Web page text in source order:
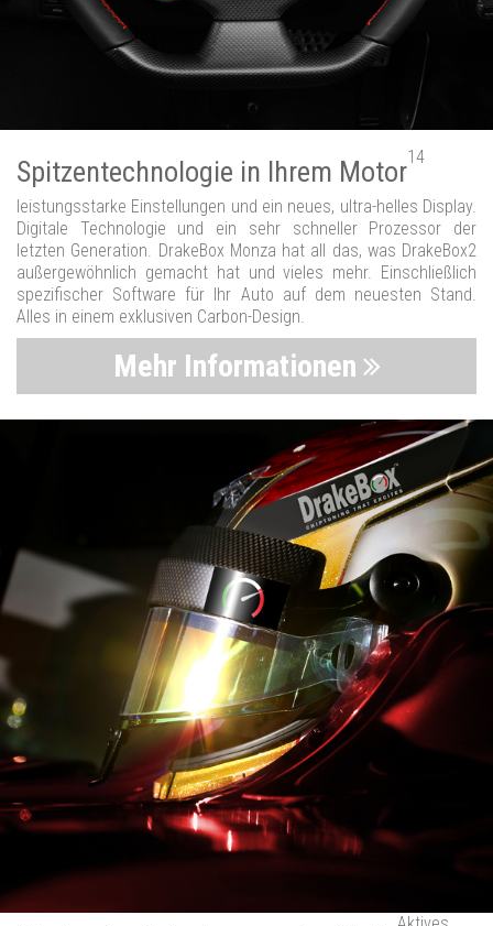
Spitzentechnologie in Ihrem Motor14
leistungsstarke Einstellungen und ein neues, ultra-helles Display.
Digitale Technologie und ein sehr schneller Prozessor der
letzten Generation. DrakeBox Monza hat all das, was DrakeBox2
außergewöhnlich gemacht hat und vieles mehr. Einschließlich
spezifischer Software für Ihr Auto auf dem neuesten Stand.
Alles in einem exklusiven Carbon-Design.
Mehr Informationen